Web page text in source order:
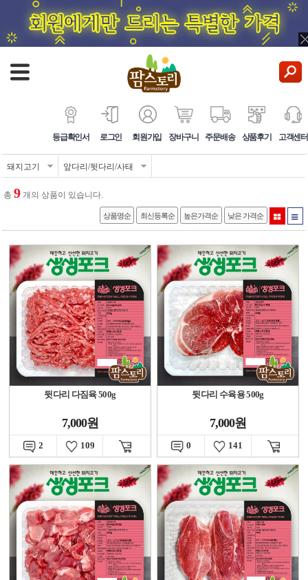
등급확인서 로그인 회원가입 장바구니 주문배송 상품후기 고객센터
돼지고기 앞다리/뒷다리/사태
총9 개의 상품이 있습니다.
상품명순 최신등록순 높은가격순 낮은 가격순
뒷다리 다짐육 500g
7,000원
2 109
뒷다리 수육용 500g
7,000원
0 141